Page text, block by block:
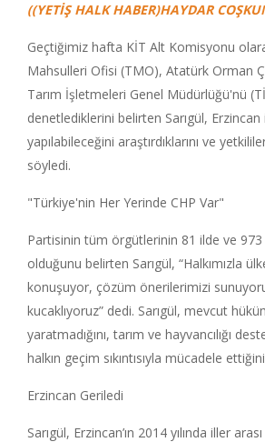
((YETİŞ HALK HABER)HAYDAR
Geçtiğimiz hafta KİT Alt Komisyonu
Mahsulleri Ofisi (TMO), Atatürk Orman
Tarım İşletmeleri Genel Müdürlüğü'nü
denetlediklerini belirten Sarıgül, Erzincan
yapılabileceğini araştırdıklarını ve
söyledi.
"Türkiye'nin Her Yerinde CHP Var"
Partisinin tüm örgütlerinin 81 ilde ve
olduğunu belirten Sarıgül, “Halkımızla
konuşuyor, çözüm önerilerimizi
kucaklıyoruz” dedi. Sarıgül, mevcut
yaratmadığını, tarım ve hayvancılığı
halkın geçim sıkıntısıyla mücadele
Erzincan Geriledi
Sarıgül, Erzincan’ın 2014 yılında iller